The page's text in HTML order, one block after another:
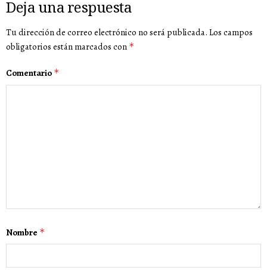
Deja una respuesta
Tu dirección de correo electrónico no será publicada. Los campos
obligatorios están marcados con *
Comentario *
Nombre *